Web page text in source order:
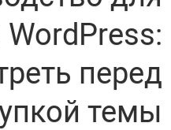
перед
темы